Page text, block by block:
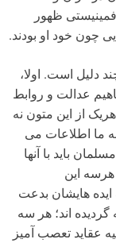
فمینیستی ظهور
چون خود او بودند.
دلیل است. اولا،
عدالت و روابط
از این متون نه
ما اطلاعات می
باید با آنها
هرسه این
هایشان بدعت
گردیده اند؛ هر سه
عقاید تعصب آمیز